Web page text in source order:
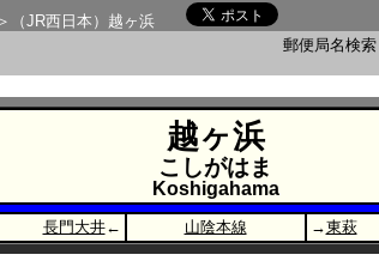
＞（JR西日本）越ヶ浜
郵便局名検
越ヶ浜
こしがはま
Koshigahama
長門大井← 山陰本線 →東萩